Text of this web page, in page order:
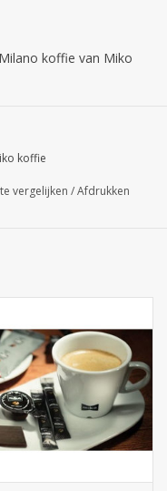
koffie van Miko
product nog niet
koffie
vergelijken /Afdrukken